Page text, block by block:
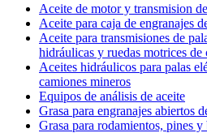
Aceite de motor y transmision
Aceite para caja de engranajes
Aceite para transmisiones de
hidráulicas y ruedas motrices de
Aceites hidráulicos para palas
camiones mineros
Equipos de análisis de aceite
Grasa para engranajes abiertos
Grasa para rodamientos, pines